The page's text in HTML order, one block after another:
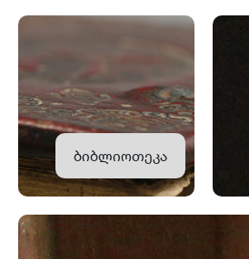
ბიბლიოთეკა